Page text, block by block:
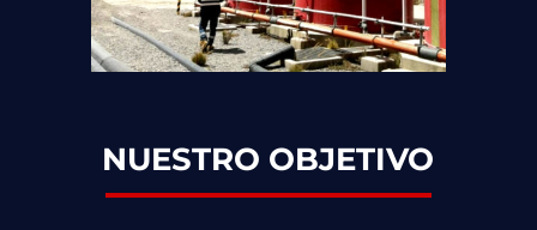
NUESTRO OBJETIVO